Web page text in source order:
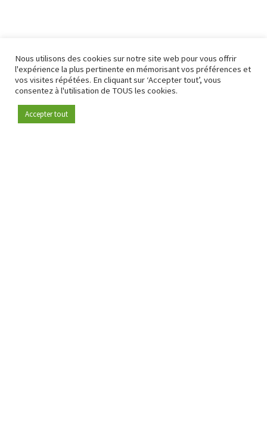
Devenez membre
Nous utilisons des cookies sur notre site web pour vous offrir
l'expérience la plus pertinente en mémorisant vos préférences et
vos visites répétées. En cliquant sur ‘Accepter tout’, vous
consentez à l'utilisation de TOUS les cookies.
Accepter tout